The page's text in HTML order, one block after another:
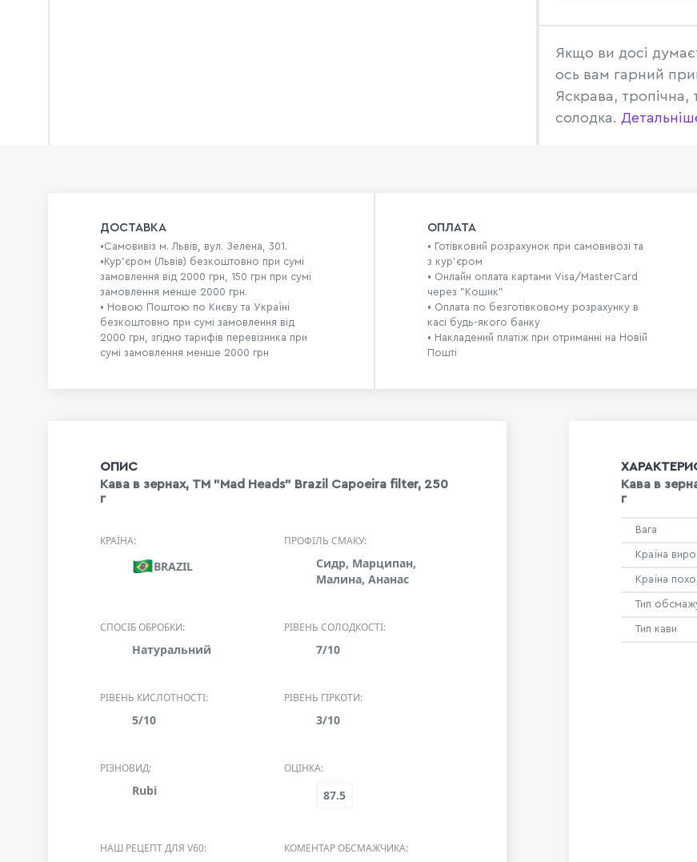
Якщо ви досі
ось вам гарний
Яскрава, тропічна,
солодка.
ДОСТАВКА
•Самовивіз м. Львів, вул. Зелена, 301.
•Кур'єром (Львів) безкоштовно при сумі
замовлення від 2000 грн, 150 грн при сумі
замовлення менше 2000 грн.
• Новою Поштою по Києву та Україні
безкоштовно при сумі замовлення від
2000 грн, згідно тарифів перевізника при
сумі замовлення менше 2000 грн
ОПЛАТА
• Готівковий розрахунок при самовивозі та
з кур’єром
• Онлайн оплата картами Visa/MasterCard
через "Кошик"
• Оплата по безготівковому розрахунку в
касі будь-якого банку
• Накладений платіж при отриманні на Новій
Пошті
ОПИС
Кава в зернах, ТМ "Mad Heads" Brazil Capoeira filter, 250
г
КРАЇНА:
BRAZIL
ПРОФІЛЬ СМАКУ:
Сидр, Марципан,
Малина, Ананас
СПОСІБ ОБРОБКИ:
Натуральний
РІВЕНЬ СОЛОДКОСТІ:
7/10
РІВЕНЬ КИСЛОТНОСТІ:
5/10
РІВЕНЬ ГІРКОТИ:
3/10
РІЗНОВИД:
Rubi
ОЦІНКА:
87.5
НАШ РЕЦЕПТ ДЛЯ V60: КОМЕНТАР ОБСМАЖЧИКА:
Кава в
г
Вага
Країна
Країна
Тип
Тип кави